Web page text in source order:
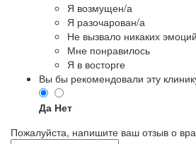
Я возмущен/а
Я разочарован/а
Не вызвало никаких эмоций
Мне понравилось
Я в восторге
Вы бы рекомендовали эту
Да Нет
Пожалуйста, напишите ваш отзыв о